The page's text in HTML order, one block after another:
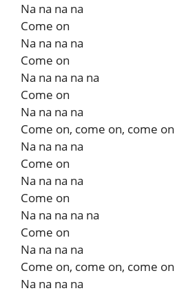
Na na na na
Come on
Na na na na
Come on
Na na na na na
Come on
Na na na na
Come on, come on, come on
Na na na na
Come on
Na na na na
Come on
Na na na na na
Come on
Na na na na
Come on, come on, come on
Na na na na